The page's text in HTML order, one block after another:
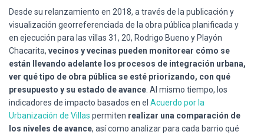
Desde su relanzamiento en 2018, a través de la publicación y
visualización georreferenciada de la obra pública planificada y
en ejecución para las villas 31, 20, Rodrigo Bueno y Playón
Chacarita, vecinos y vecinas pueden monitorear cómo se
están llevando adelante los procesos de integración urbana,
ver qué tipo de obra pública se esté priorizando, con qué
presupuesto y su estado de avance. Al mismo tiempo, los
indicadores de impacto basados en el Acuerdo por la
Urbanización de Villas permiten realizar una comparación de
los niveles de avance, así como analizar para cada barrio qué